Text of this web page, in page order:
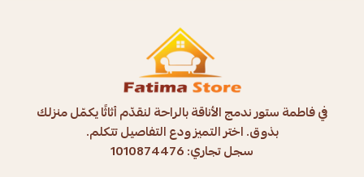
في فاطمة ستور ندمج الأناقة بالراحة لنقدّم أثاثًا يكمّل منزلك
بذوق. اختر التميز ودع التفاصيل تتكلم.
سجل تجاري: 1010874476